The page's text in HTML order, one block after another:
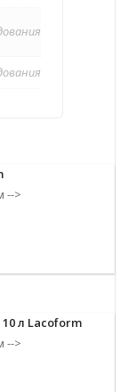
-->
л Lacoform
-->